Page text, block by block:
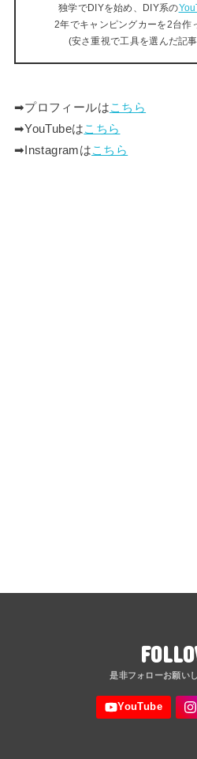
独学でDIYを始め、DIY系の
2年でキャンピングカーを2台作
(安さ重視で工具を選んだ記
➡︎プロフィールはこちら
➡︎YouTubeはこちら
➡︎Instagramはこちら